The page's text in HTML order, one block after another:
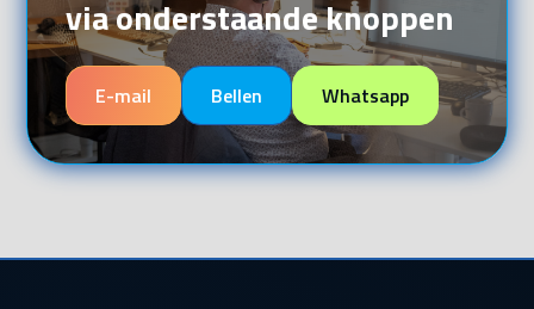
via onderstaande knoppen
E-mail Bellen Whatsapp